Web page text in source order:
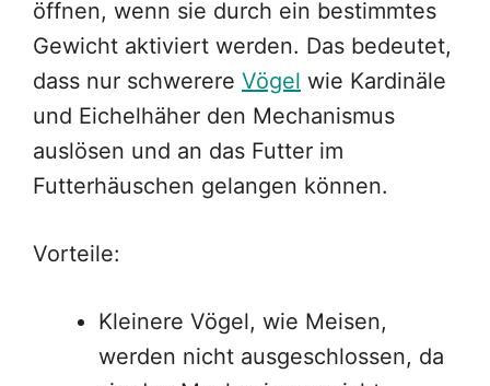
öffnen, wenn sie durch ein bestimmtes
Gewicht aktiviert werden. Das bedeutet,
dass nur schwerere Vögel wie Kardinäle
und Eichelhäher den Mechanismus
auslösen und an das Futter im
Futterhäuschen gelangen können.
Vorteile:
Kleinere Vögel, wie Meisen,
werden nicht ausgeschlossen, da